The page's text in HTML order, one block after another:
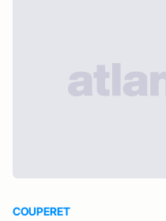
COUPERET